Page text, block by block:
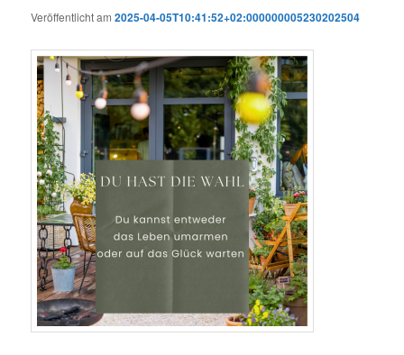
Veröffentlicht am2025-04-05T10:41:52+02:000000005230202504